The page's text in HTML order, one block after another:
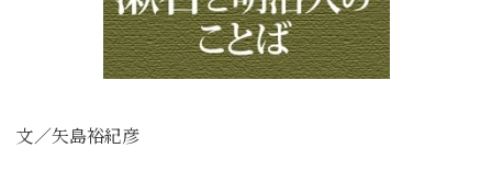
文／矢島裕紀彦